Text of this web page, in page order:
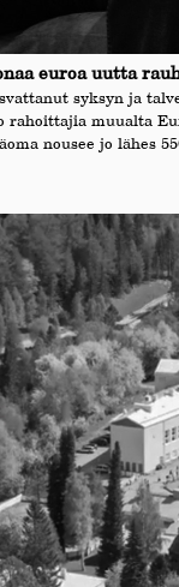
euroa uutta
syksyn ja
muualta
nousee jo lähes